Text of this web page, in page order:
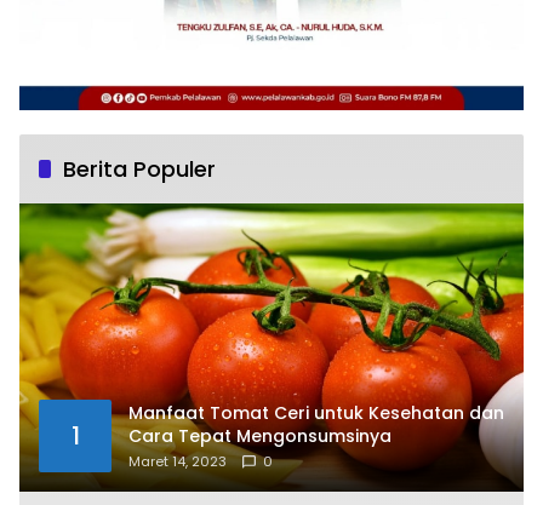
Berita Populer
1
Manfaat Tomat Ceri untuk Kesehatan dan
Cara Tepat Mengonsumsinya
Maret 14, 2023 0